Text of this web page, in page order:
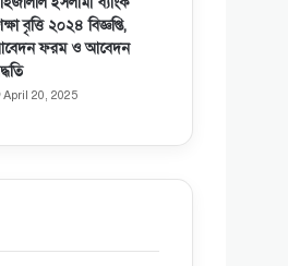
বৃত্তি ২০২৪ বিজ্ঞপ্তি,
ফরম ও আবেদন
April 20, 2025